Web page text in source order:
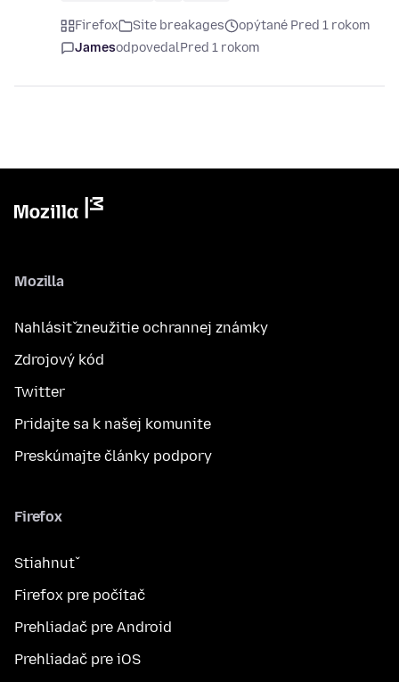
Firefox Site breakages
opýtané Pred 1 rokom
JamesodpovedalPred 1 rokom
Mozilla
Nahlásiť zneužitie ochrannej známky
Zdrojový kód
Twitter
Pridajte sa k našej komunite
Preskúmajte články podpory
Firefox
Stiahnuť
Firefox pre počítač
Prehliadač pre Android
Prehliadač pre iOS